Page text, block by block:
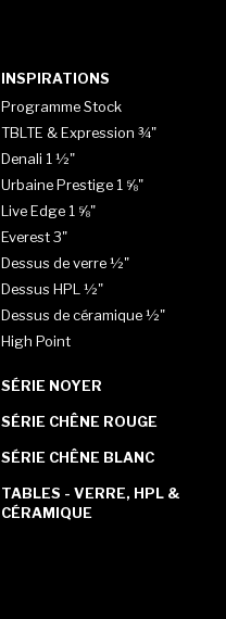
INSPIRATIONS
Programme Stock
TBLTE & Expression ¾"
Denali 1 ½"
Urbaine Prestige 1 ⅝"
Live Edge 1 ⅝"
Everest 3"
Dessus de verre ½"
Dessus HPL ½"
Dessus de céramique ½"
High Point
SÉRIE NOYER
SÉRIE CHÊNE ROUGE
SÉRIE CHÊNE BLANC
TABLES - VERRE, HPL &
CÉRAMIQUE